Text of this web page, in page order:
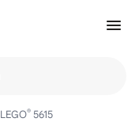
LEGO® 5615